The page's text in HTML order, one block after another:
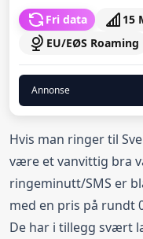
Fri data 15
EU/EØS Roaming
Annonse
Hvis man ringer til
være et vanvittig bra
ringeminutt/SMS er
med en pris på rundt
De har i tillegg svært